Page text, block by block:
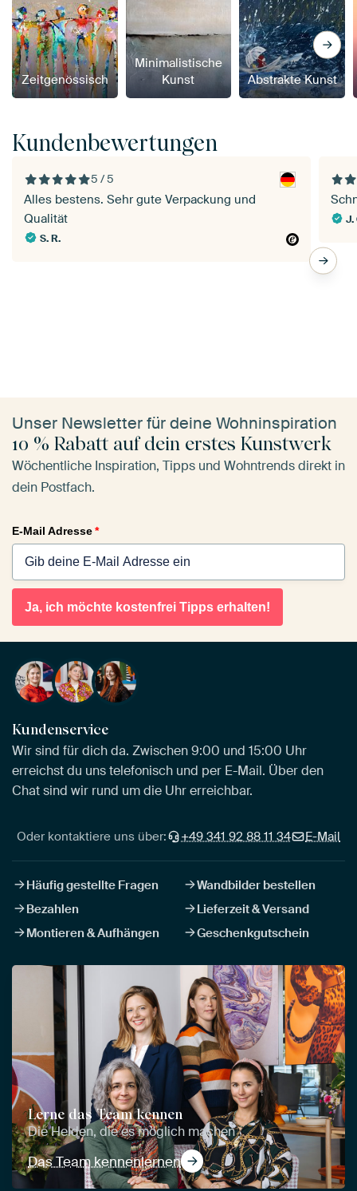
Zeitgenössisch
Minimalistische
Kunst
Abstrakte Kunst
Kundenbewertungen
5 / 5
Alles bestens. Sehr gute Verpackung und
Qualität
S. R.
J.
Unser Newsletter für deine Wohninspiration
10 % Rabatt auf dein erstes Kunstwerk
Wöchentliche Inspiration, Tipps und Wohntrends direkt in
dein Postfach.
E-Mail Adresse*
Ja, ich möchte kostenfrei Tipps erhalten!
Kundenservice
Wir sind für dich da. Zwischen 9:00 und 15:00 Uhr
erreichst du uns telefonisch und per E-Mail. Über den
Chat sind wir rund um die Uhr erreichbar.
Oder kontaktiere uns über: +49 341 92 88 11 34 E-Mail
Häufig gestellte Fragen
Wandbilder bestellen
Bezahlen
Lieferzeit & Versand
Montieren & Aufhängen
Geschenkgutschein
Lerne das Team kennen
Die Helden, die es möglich machen
Das Team kennenlernen